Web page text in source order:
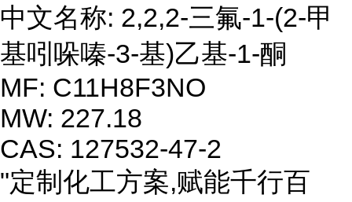
中文名称: 2,2,2-三氟-1-(2-甲
基吲哚嗪-3-基)乙基-1-酮
MF: C11H8F3NO
MW: 227.18
CAS: 127532-47-2
"定制化工方案,赋能千行百